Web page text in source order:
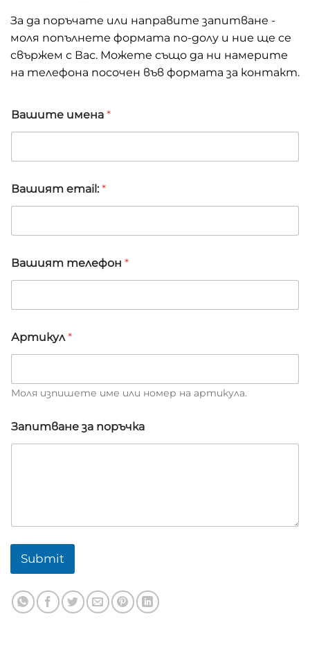
За да поръчате или направите запитване -
моля попълнете формата по-долу и ние ще се
свържем с Вас. Можете също да ни намерите
на телефона посочен във формата за контакт.
Вашите имена *
Вашият email: *
В
а
е
А
р
и
к
л
Вашият телефон *
Артикул *
Моля изпишете име или номер на артикула.
Запитване за поръчка
Submit